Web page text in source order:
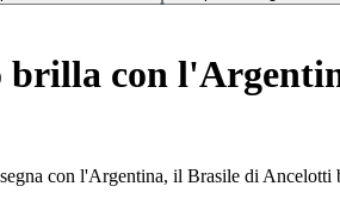
con
con l'Argentina, il Brasile di Ancelotti